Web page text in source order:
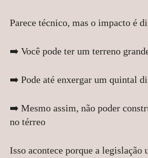
Parece técnico, mas o impacto é
➡️ Você pode ter um terreno
➡️ Pode até enxergar um quintal
➡️ Mesmo assim, não poder
no térreo
Isso acontece porque a legislação